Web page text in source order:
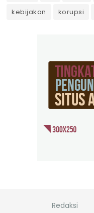
kebijakan
korupsi
Redaksi